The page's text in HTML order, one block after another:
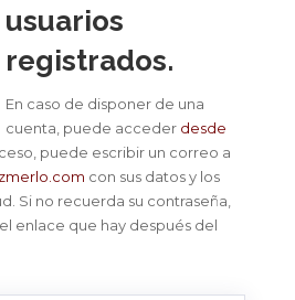
usuarios
registrados.
En caso de disponer de una
cuenta, puede acceder desde
puede escribir un correo a
con sus datos y los
Si no recuerda su contraseña,
enlace que hay después del